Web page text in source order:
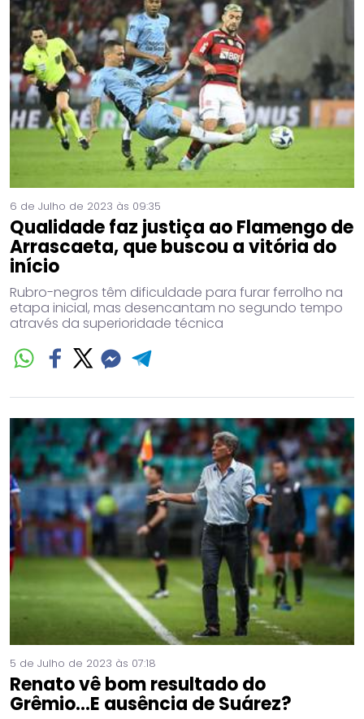
6 de Julho de 2023 às 09:35
Qualidade faz justiça ao Flamengo de
Arrascaeta, que buscou a vitória do
início
Rubro-negros têm dificuldade para furar ferrolho na
etapa inicial, mas desencantam no segundo tempo
através da superioridade técnica
5 de Julho de 2023 às 07:18
Renato vê bom resultado do
Grêmio...E ausência de Suárez?